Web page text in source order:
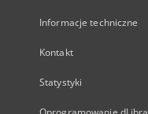
Informacje techniczne
Kontakt
Statystyki